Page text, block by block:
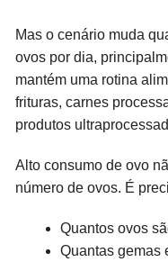
Mas o cenário muda
ovos por dia,
mantém uma rotina
frituras, carnes
produtos
Alto consumo de ovo
número de ovos. É
Quantos ovos
Quantas gemas